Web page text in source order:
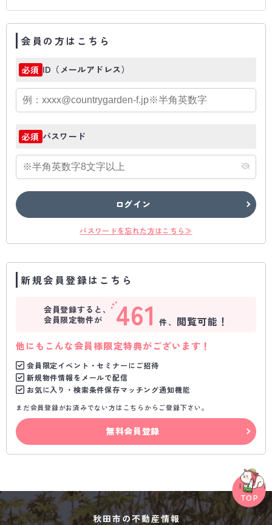
会員の方はこちら
必須 ID（メールアドレス）
必須 パスワード
ログイン
パスワードを忘れた方はこちら≫
新規会員登録はこちら
会員登録すると、
会員限定物件が
461 件、 閲覧可能！
他にもこんな会員様限定特典がございます！
会員限定イベント・セミナーにご招待
新規物件情報をメールで配信
お気に入り・検索条件保存マッチング通知機能
まだ会員登録がお済みでない方はこちらからご登録下さい。
無料会員登録
秋田市の不動産情報